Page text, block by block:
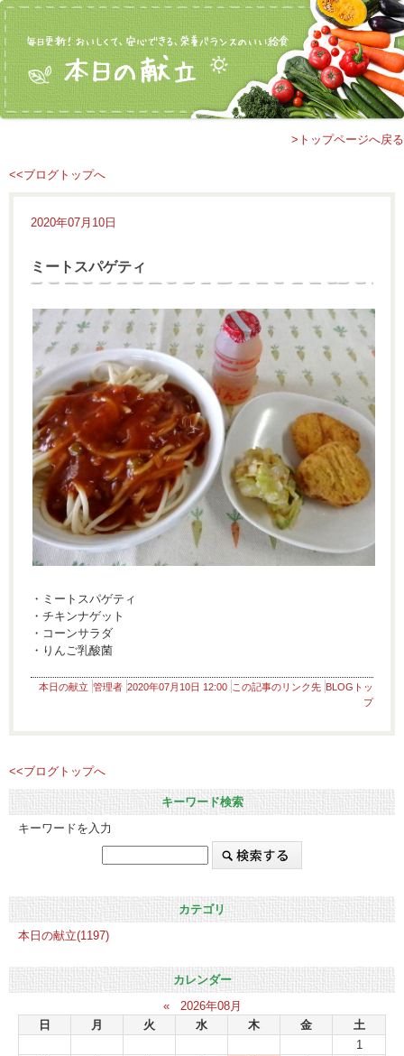
>トップページへ戻る
<<ブログトップへ
2020年07月10日
ミートスパゲティ
・ミートスパゲティ
・チキンナゲット
・コーンサラダ
・りんご乳酸菌
本日の献立 管理者 2020年07月10日 12:00 この記事のリンク先 BLOGトッ
プ
<<ブログトップへ
キーワード検索
キーワードを入力
カテゴリ
本日の献立(1197)
カレンダー
«
2026年08月
日
月 火 水 木 金
土
1